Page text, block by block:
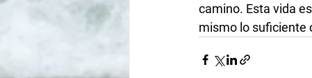
camino. Esta vida
mismo lo suficiente